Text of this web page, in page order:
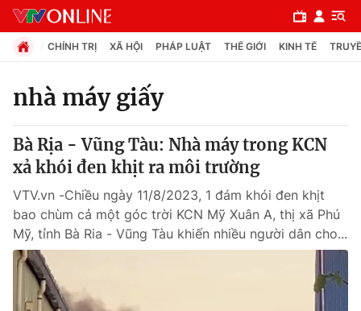
Chuyên mục
Chính trị
Xã hội
Pháp luật
Y tế
CHÍNH TRỊ XÃ HỘI PHÁP LUẬT THẾ GIỚI KINH TẾ
nhà máy giấy
Bà Rịa - Vũng Tàu: Nhà máy trong KCN
xả khói đen khịt ra môi trường
VTV.vn -Chiều ngày 11/8/2023, 1 đám khói đen khịt
bao chùm cả một góc trời KCN Mỹ Xuân A, thị xã Phú
Mỹ, tỉnh Bà Ria - Vũng Tàu khiến nhiều người dân cho...